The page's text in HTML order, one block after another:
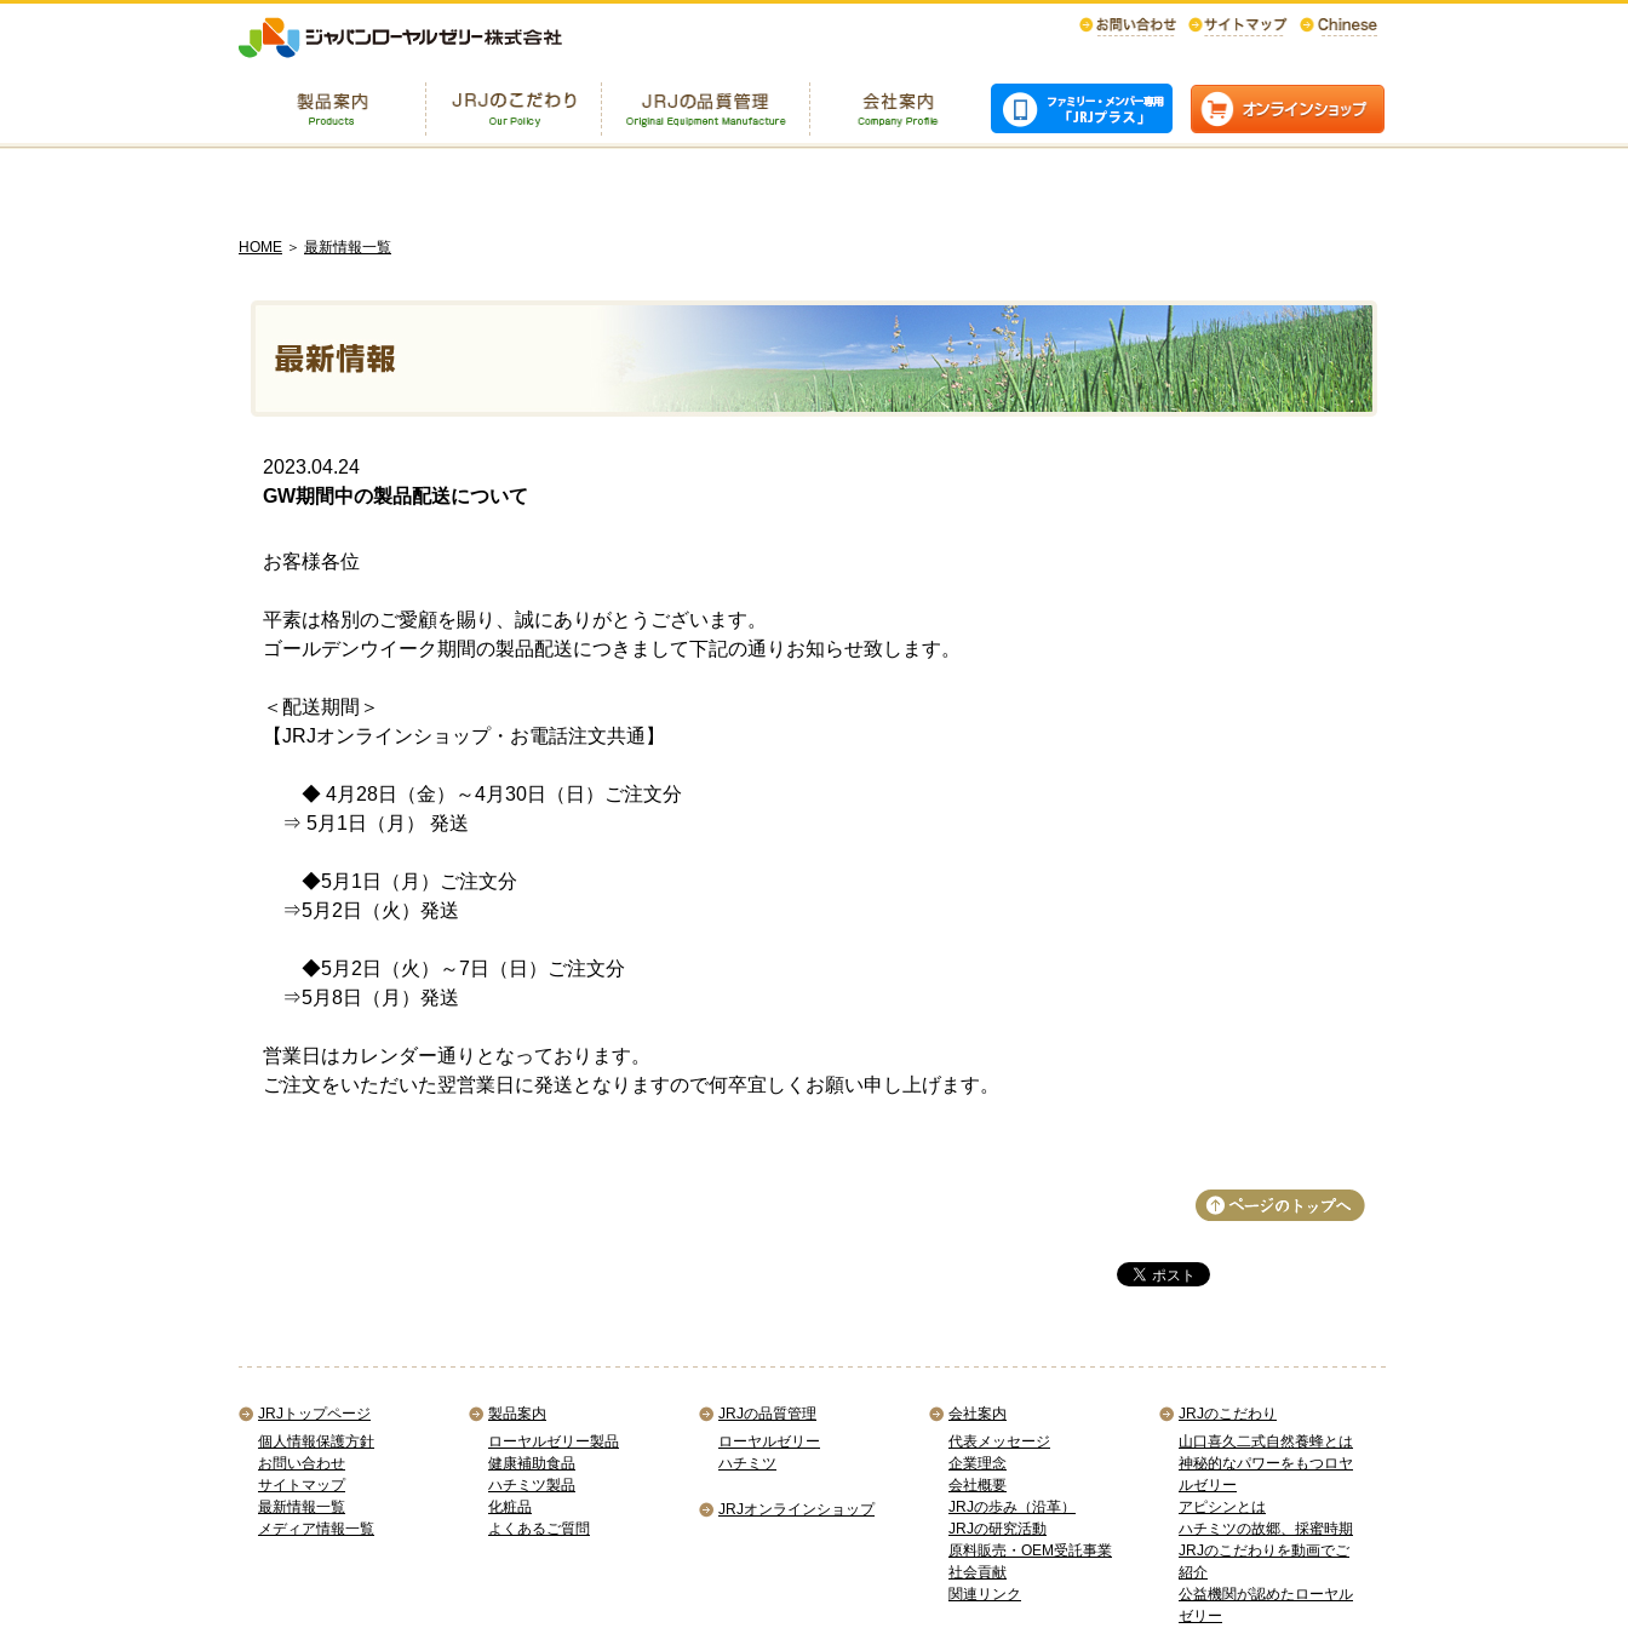
HOME ＞ 最新情報一覧
2023.04.24
GW期間中の製品配送について
お客様各位
平素は格別のご愛顧を賜り、誠にありがとうございます。
ゴールデンウイーク期間の製品配送につきまして下記の通りお知らせ致します。
＜配送期間＞
【JRJオンラインショップ・お電話注文共通】
◆ 4月28日（金）～4月30日（日）ご注文分
⇒ 5月1日（月） 発送
◆5月1日（月）ご注文分
⇒5月2日（火）発送
◆5月2日（火）～7日（日）ご注文分
⇒5月8日（月）発送
営業日はカレンダー通りとなっております。
ご注文をいただいた翌営業日に発送となりますので何卒宜しくお願い申し上げます。
JRJトップページ
個人情報保護方針
お問い合わせ
サイトマップ
最新情報一覧
メディア情報一覧
製品案内
ローヤルゼリー製品
健康補助食品
ハチミツ製品
化粧品
よくあるご質問
JRJの品質管理
ローヤルゼリー
ハチミツ
JRJオンラインショップ
会社案内
代表メッセージ
企業理念
会社概要
JRJの歩み（沿革）
JRJの研究活動
原料販売・OEM受託事業
社会貢献
関連リンク
JRJのこだわり
山口喜久二式自然養蜂とは
神秘的なパワーをもつロヤ
ルゼリー
アピシンとは
ハチミツの故郷、採蜜時期
JRJのこだわりを動画でご
紹介
公益機関が認めたローヤル
ゼリー